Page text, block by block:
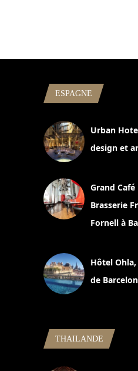
ESPAGNE
Urban
design et
Grand
Brasserie
Fornell à
Hôtel
de
THAILANDE